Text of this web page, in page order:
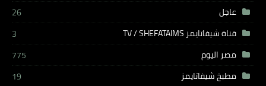
عاجل
26
قناة شيفاتايمز TV / SHEFATAIMS
3
مصر اليوم
775
مطبخ شيفاتايمز
19